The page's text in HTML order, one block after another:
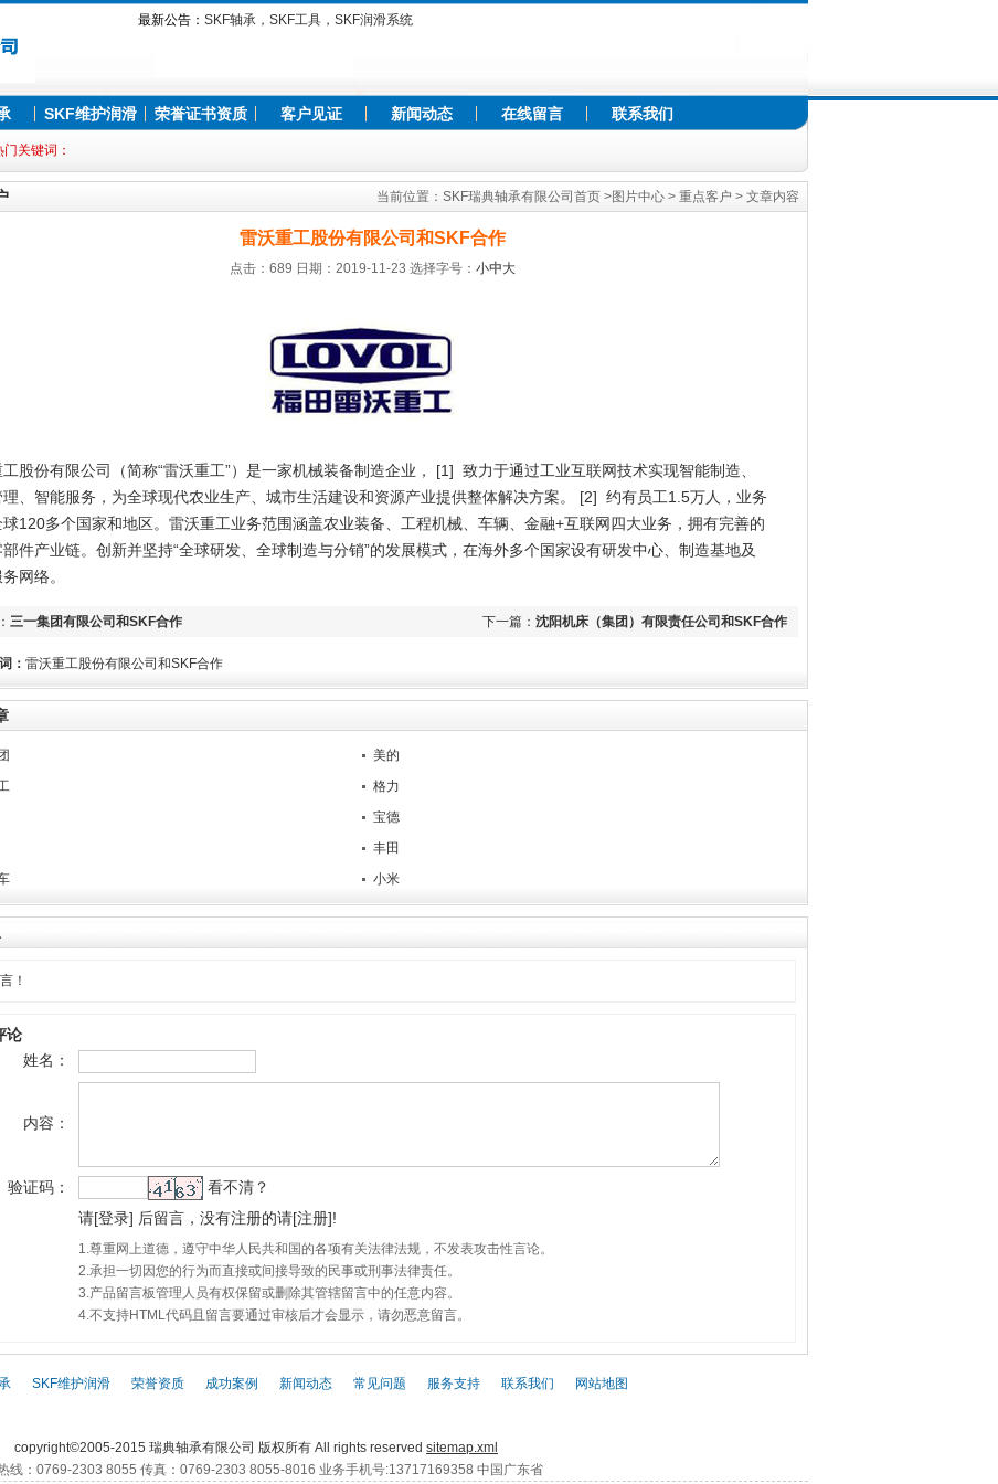
最新公告： SKF轴承，SKF工具，SKF润滑系统
SKF轴承，SKF工具，SKF润滑系统
SKF维护润滑 荣誉证书资质 客户见证 新闻动态 在线留言 联系我们
门关键词：
当前位置： SKF瑞典轴承有限公司首页 >图片中心 > 重点客户 > 文章内容
雷沃重工股份有限公司和SKF合作
点击：689 日期：2019-11-23 选择字号： 小中大
股份有限公司（简称“雷沃重工”）是一家机械装备制造企业， [1] 致力于通过工业互联网技术实现智能制造、
理、智能服务，为全球现代农业生产、城市生活建设和资源产业提供整体解决方案。 [2] 约有员工1.5万人，业务
120多个国家和地区。雷沃重工业务范围涵盖农业装备、工程机械、车辆、金融+互联网四大业务，拥有完善的
件产业链。创新并坚持“全球研发、全球制造与分销”的发展模式，在海外多个国家设有研发中心、制造基地及
网络。
三一集团有限公司和SKF合作 下一篇： 沈阳机床（集团）有限责任公司和SKF合作
： 雷沃重工股份有限公司和SKF合作
美的
格力
宝德
丰田
小米
！
论
姓名：
内容：
验证码：
看不清？
请[登录] 后留言，没有注册的请[注册]!
1.尊重网上道德，遵守中华人民共和国的各项有关法律法规，不发表攻击性言论。
2.承担一切因您的行为而直接或间接导致的民事或刑事法律责任。
3.产品留言板管理人员有权保留或删除其管辖留言中的任意内容。
4.不支持HTML代码且留言要通过审核后才会显示，请勿恶意留言。
SKF维护润滑 荣誉资质 成功案例 新闻动态 常见问题 服务支持 联系我们 网站地图
copyright©2005-2015 瑞典轴承有限公司 版权所有 All rights reserved sitemap.xml
线：0769-2303 8055 传真：0769-2303 8055-8016 业务手机号:13717169358 中国广东省